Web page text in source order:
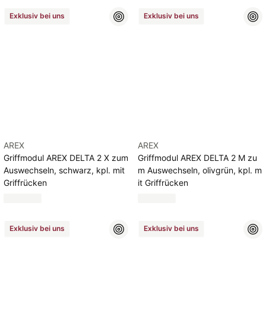
Exklusiv bei uns
AREX
Griffmodul AREX DELTA 2 X zum
Auswechseln, schwarz, kpl. mit
Griffrücken
Exklusiv bei uns
AREX
Griffmodul AREX DELTA 2 M zu
m Auswechseln, olivgrün, kpl. m
it Griffrücken
Exklusiv bei uns Exklusiv bei uns